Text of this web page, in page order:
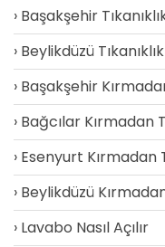
Başakşehir
Beylikdüzü
Başakşehir
Bağcılar Kırmadan
Esenyurt Kırmadan
Beylikdüzü
Lavabo Nasıl Açılır